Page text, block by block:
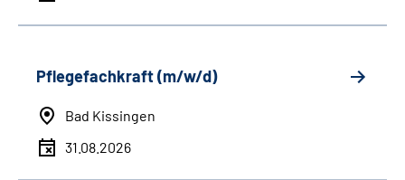
Pflegefachkraft (m/w/d)
Bad Kissingen
31.08.2026